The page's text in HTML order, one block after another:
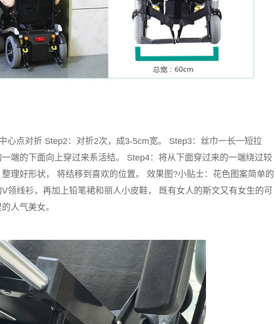
心点对折 Step2：对折2次，成3-5cm宽。 Step3：丝巾一长一短拉
端的下面向上穿过来系活结。 Step4：将从下面穿过来的一端绕过较
理好形状， 将结移到喜欢的位置。 效果图?小贴士：花色图案简单的
领线衫，再加上铅笔裙和丽人小皮鞋， 既有女人的斯文又有女生的可
人气美女。